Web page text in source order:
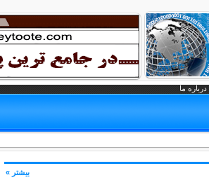
درباره ما
بیشتر »